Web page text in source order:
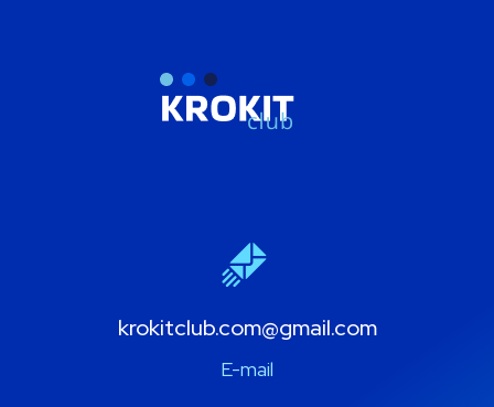
krokitclub.com@gmail.com
E-mail